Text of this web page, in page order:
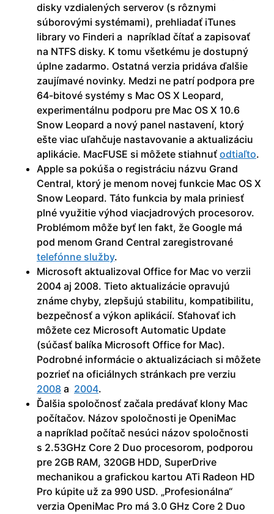
disky vzdialených serverov (s rôznymi
súborovými systémami), prehliadať iTunes
library vo Finderi a napríklad čítať a zapisovať
na NTFS disky. K tomu všetkému je dostupný
úplne zadarmo. Ostatná verzia pridáva ďalšie
zaujímavé novinky. Medzi ne patrí podpora pre
64-bitové systémy s Mac OS X Leopard,
experimentálnu podporu pre Mac OS X 10.6
Snow Leopard a nový panel nastavení, ktorý
ešte viac uľahčuje nastavovanie a aktualizáciu
aplikácie. MacFUSE si môžete stiahnuť odtiaľto.
Apple sa pokúša o registráciu názvu Grand
Central, ktorý je menom novej funkcie Mac OS X
Snow Leopard. Táto funkcia by mala priniesť
plné využitie výhod viacjadrových procesorov.
Problémom môže byť len fakt, že Google má
pod menom Grand Central zaregistrované
telefónne služby.
Microsoft aktualizoval Office for Mac vo verzii
2004 aj 2008. Tieto aktualizácie opravujú
známe chyby, zlepšujú stabilitu, kompatibilitu,
bezpečnosť a výkon aplikácií. Sťahovať ich
môžete cez Microsoft Automatic Update
(súčasť balíka Microsoft Office for Mac).
Podrobné informácie o aktualizáciach si môžete
pozrieť na oficiálnych stránkach pre verziu
2008 a 2004.
Ďalšia spoločnosť začala predávať klony Mac
počítačov. Názov spoločnosti je OpeniMac
a napríklad počítač nesúci názov spoločnosti
s 2.53GHz Core 2 Duo procesorom, podporou
pre 2GB RAM, 320GB HDD, SuperDrive
mechanikou a grafickou kartou ATi Radeon HD
Pro kúpite už za 990 USD. „Profesionálna“
verzia OpeniMac Pro má 3.0 GHz Core 2 Duo